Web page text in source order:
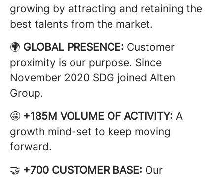
growing by attracting and retaining the
best talents from the market.
🌍 GLOBAL PRESENCE: Customer
proximity is our purpose. Since
November 2020 SDG joined Alten
Group.
🤩 +185M VOLUME OF ACTIVITY: A
growth mind-set to keep moving
forward.
🤝 +700 CUSTOMER BASE: Our